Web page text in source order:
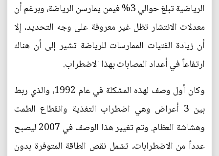
الرياضية تبلغ حوالي 3% فيمن يمارسن الرياضة، وبرغم أن
معدلات الانتشار تظل غير معروفة على وجه التحديد، إلا
أن زيادة الفتيات الممارسات للرياضة تشير إلى أن هناك
ارتفاعاً في أعداد المصابات بهذا الاضطراب.
وكان أول وصف لهذه المشكلة في عام 1992، والذي ربط
بين 3 أعراض وهي اضطراب التغذية وانقطاع الطمث
وهشاشة العظام. وتم تغيير هذا الوصف في 2007 ليصبح
عدداً من الاضطرابات، تشمل نقص الطاقة المتوفرة بدون